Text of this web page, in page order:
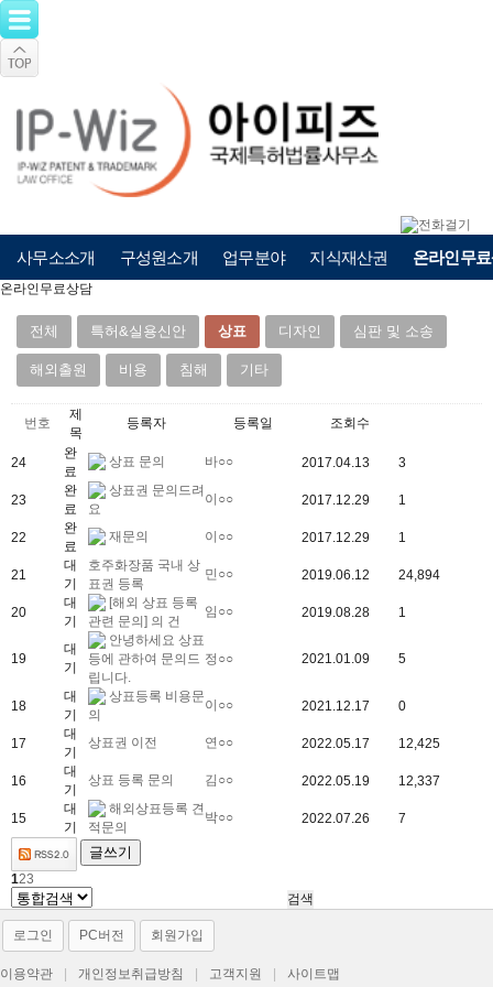
사무소소개 구성원소개 업무분야 지식재산권 온라인무
온라인무료상담
전체 특허&실용신안 상표 디자인 심판 및 소송
해외출원 비용 침해 기타
번호
제
목
등록자 등록일 조회수
24
완
료
상표 문의 바○○ 2017.04.13 3
23
완
료
상표권 문의드려
요
이○○ 2017.12.29 1
22
완
료
재문의 이○○ 2017.12.29 1
21
대
기
호주화장품 국내 상
표권 등록
민○○ 2019.06.12 24,894
20
대
기
[해외 상표 등록
관련 문의] 의 건
임○○ 2019.08.28 1
19
대
기
안녕하세요 상표
등에 관하여 문의드
립니다.
정○○ 2021.01.09 5
18
대
기
상표등록 비용문
의
이○○ 2021.12.17 0
17
대
기
상표권 이전 연○○ 2022.05.17 12,425
16
대
기
상표 등록 문의 김○○ 2022.05.19 12,337
15
대
기
해외상표등록 견
적문의
박○○ 2022.07.26 7
글쓰기
123
로그인 PC버전 회원가입
이용약관 개인정보취급방침 고객지원
사이트맵